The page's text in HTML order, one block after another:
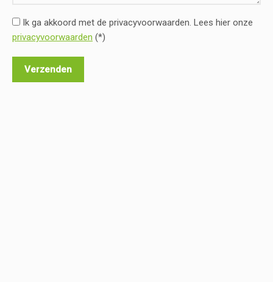
Ik ga akkoord met de privacyvoorwaarden. Lees hier onze
privacyvoorwaarden (*)